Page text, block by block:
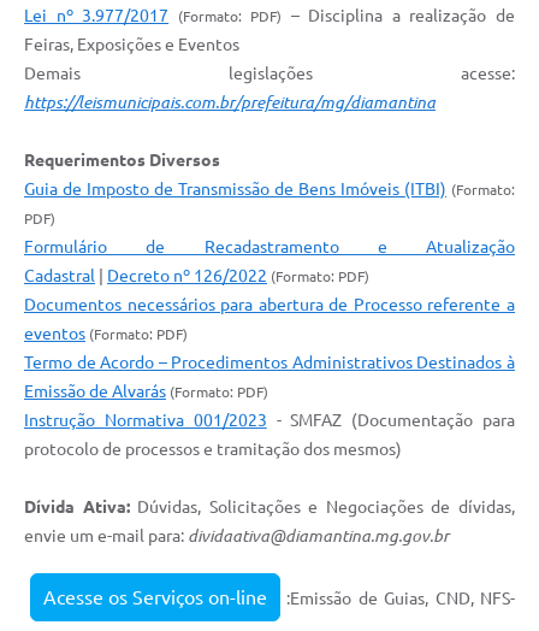
Lei nº 3.977/2017 (Formato: PDF)
– Disciplina a realização de
Feiras, Exposições e Eventos
Demais legislações acesse:
https://leismunicipais.com.br/prefeitura/mg/diamantina
Requerimentos Diversos
Guia de Imposto de Transmissão de Bens Imóveis (ITBI) (Formato:
PDF)
Formulário de Recadastramento e Atualização
Cadastral
Decreto nº 126/2022 (Formato: PDF)
Documentos necessários para abertura de Processo referente a
eventos (Formato: PDF)
Termo de Acordo – Procedimentos Administrativos Destinados à
Emissão de Alvarás (Formato: PDF)
Instrução Normativa 001/2023 - SMFAZ (Documentação para
protocolo de processos e tramitação dos mesmos)
Dívida Ativa:Dúvidas, Solicitações e Negociações de dívidas,
envie um e-mail para: dividaativa@diamantina.mg.gov.br
Acesse os Serviços on-line :Emissão de Guias, CND, NFS-